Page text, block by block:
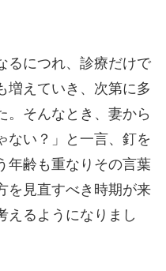
るにつれ、診療だけで
増えていき、次第に多
。そんなとき、妻から
ない？」と一言、釘を
年齢も重なりその言葉
を見直すべき時期が来
えるようになりまし